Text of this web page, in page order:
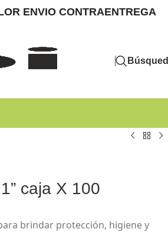
ENVIO CONTRAENTREGA
caja X 100
brindar protección, higiene y